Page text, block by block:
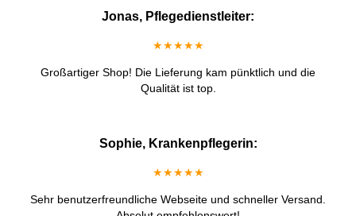
Jonas, Pflegedienstleiter:
★★★★★
Großartiger Shop! Die Lieferung kam pünktlich und die
Qualität ist top.
Sophie, Krankenpflegerin:
★★★★★
Sehr benutzerfreundliche Webseite und schneller Versand.